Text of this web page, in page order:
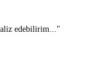
edebilirim..."